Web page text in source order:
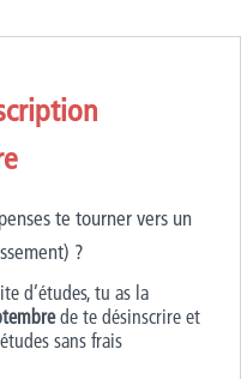
te tourner vers un
?
d’études, tu as la
de te désinscrire et
sans frais